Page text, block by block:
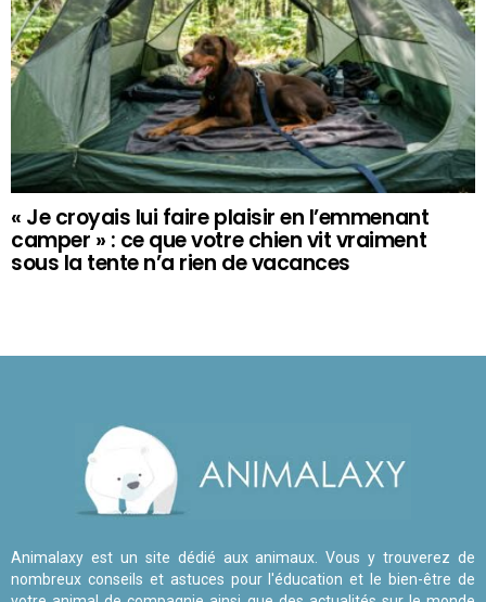
« Je croyais lui faire plaisir en l’emmenant
camper » : ce que votre chien vit vraiment
sous la tente n’a rien de vacances
Animalaxy est un site dédié aux animaux. Vous y trouverez de
nombreux conseils et astuces pour l'éducation et le bien-être de